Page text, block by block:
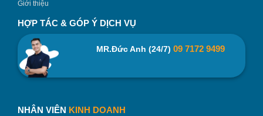
Giới thiệu
HỢP TÁC & GÓP Ý DỊCH VỤ
MR.Đức Anh (24/7) 09 7172 9499
NHÂN VIÊN KINH DOANH